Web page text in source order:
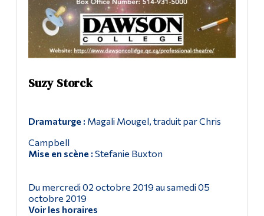
Suzy Storck
Dramaturge : Magali Mougel, traduit par Chris
Campbell
Mise en scène : Stefanie Buxton
Du mercredi 02 octobre 2019 au samedi 05
octobre 2019
Voir les horaires